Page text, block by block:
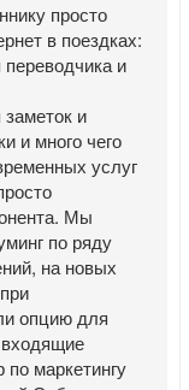
просто
в поездках:
и
и
и много чего
услуг
Мы
по ряду
на новых
опцию для
маркетингу